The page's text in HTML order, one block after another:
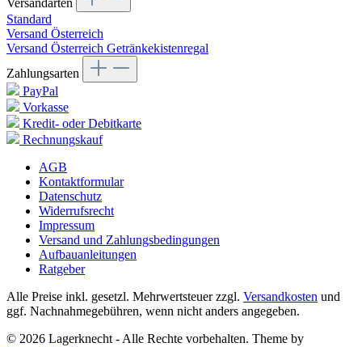
Versandarten
Standard
Versand Österreich
Versand Österreich Getränkekistenregal
Zahlungsarten
PayPal
Vorkasse
Kredit- oder Debitkarte
Rechnungskauf
AGB
Kontaktformular
Datenschutz
Widerrufsrecht
Impressum
Versand und Zahlungsbedingungen
Aufbauanleitungen
Ratgeber
Alle Preise inkl. gesetzl. Mehrwertsteuer zzgl. Versandkosten und
ggf. Nachnahmegebühren, wenn nicht anders angegeben.
© 2026 Lagerknecht - Alle Rechte vorbehalten. Theme by